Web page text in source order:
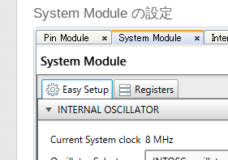
System Module の設定